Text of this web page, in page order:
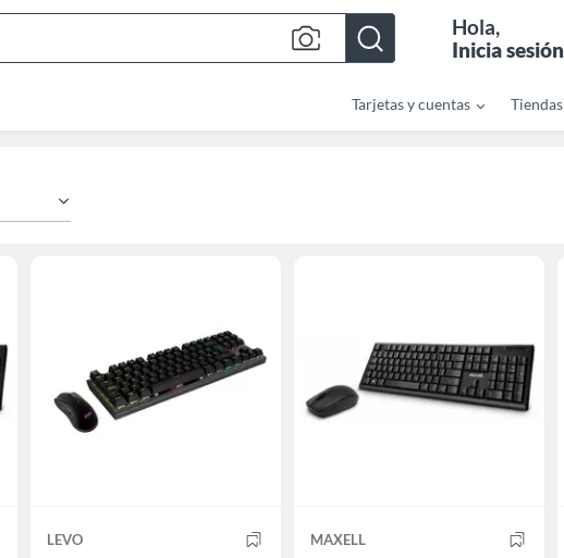
Bar
Hola,
Inicia sesión
Tarjetas y cuentas Tiendas
LEVO MAXELL